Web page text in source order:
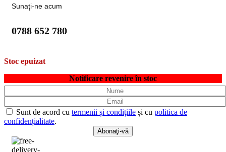
Sunaţi-ne acum
0788 652 780
Stoc epuizat
Notificare revenire în stoc
Sunt de acord cu termenii și condițiile și cu politica de
confidențialitate.